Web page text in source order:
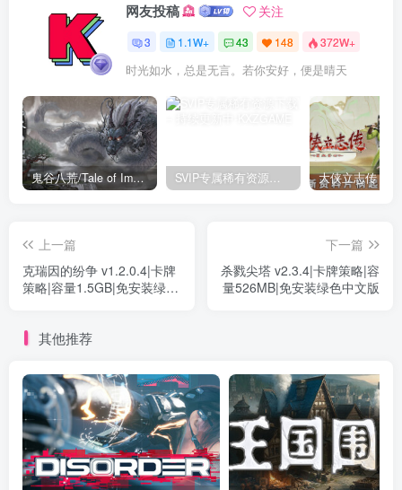
网友投稿 关注
3 1.1W+ 43 148 372W+
时光如水，总是无言。若你安好，便是晴天
鬼谷八荒/Tale of Immortal v1.2.105.259|角色扮演|容量27.4GB|免安装绿色中文版 SVIP专属稀有资源下载 – 持续更新中
上一篇
克瑞因的纷争 v1.2.0.4|卡牌
策略|容量1.5GB|免安装绿色
下一篇
杀戮尖塔 v2.3.4|卡牌策略|容
量526MB|免安装绿色中文版
其他推荐